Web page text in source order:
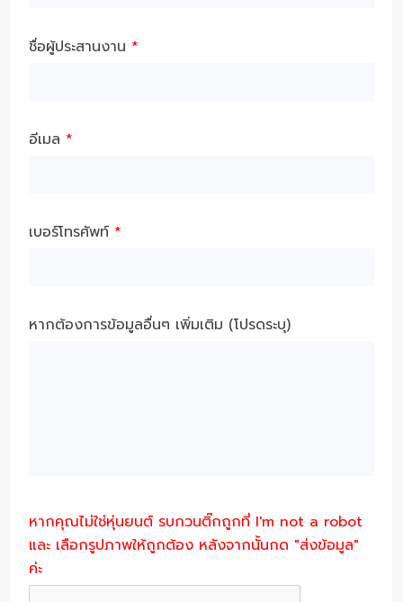
ชื่อผู้ประสานงาน *
อีเมล *
เบอร์โทรศัพท์ *
หากต้องการข้อมูลอื่นๆ เพิ่มเติม (โปรดระบุ)
หากคุณไม่ใช่หุ่นยนต์ รบกวนติ๊กถูกที่ I'm not a robot
และ เลือกรูปภาพให้ถูกต้อง หลังจากนั้นกด "ส่งข้อมูล"
ค่ะ